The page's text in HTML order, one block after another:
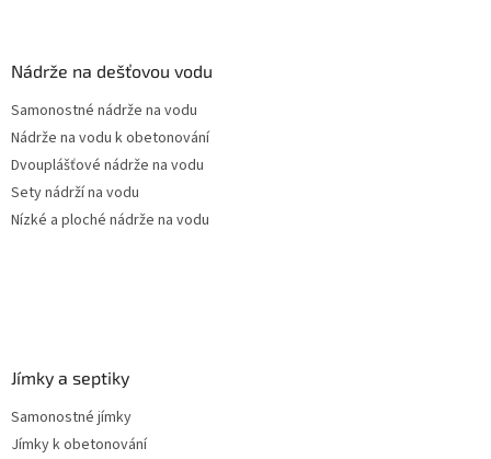
Nádrže na dešťovou vodu
Samonostné nádrže na vodu
Nádrže na vodu k obetonování
Dvouplášťové nádrže na vodu
Sety nádrží na vodu
Nízké a ploché nádrže na vodu
Jímky a septiky
Samonostné jímky
Jímky k obetonování